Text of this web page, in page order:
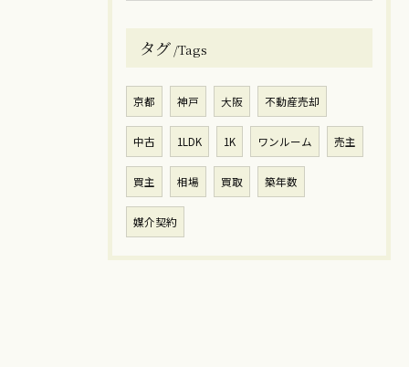
タグ Tags
京都 神戸 大阪 不動産売却
中古 1LDK 1K ワンルーム 売主
買主 相場 買取 築年数
媒介契約